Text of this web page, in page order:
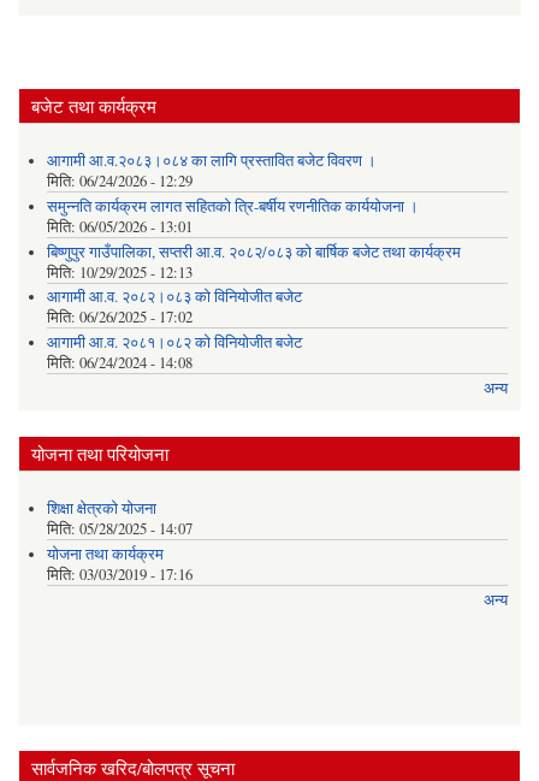
बजेट तथा कार्यक्रम
आगामी आ.व.२०८३।०८४ का लागि प्रस्तावित बजेट विवरण ।
मिति: 06/24/2026 - 12:29
समुन्नति कार्यक्रम लागत सहितको त्रि-बर्षीय रणनीतिक कार्ययोजना ।
मिति: 06/05/2026 - 13:01
बिष्णुपुर गाउँपालिका, सप्तरी आ.व. २०८२/०८३ को बार्षिक बजेट तथा कार्यक्रम
मिति: 10/29/2025 - 12:13
आगामी आ.व. २०८२।०८३ को विनियोजीत बजेट
मिति: 06/26/2025 - 17:02
आगामी आ.व. २०८१।०८२ को विनियोजीत बजेट
मिति: 06/24/2024 - 14:08
अन्य
योजना तथा परियोजना
शिक्षा क्षेत्रकाे याेजना
मिति: 05/28/2025 - 14:07
याेजना तथा कार्यक्रम
मिति: 03/03/2019 - 17:16
अन्य
सार्वजनिक खरिद/बोलपत्र सूचना